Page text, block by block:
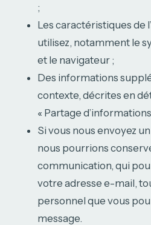
;
Les caractéristiques de
utilisez, notamment le
et le navigateur ;
Des informations
contexte, décrites en
« Partage d’informations
Si vous nous envoyez
nous pourrions
communication, qui
votre adresse e-mail,
personnel que vous
message.